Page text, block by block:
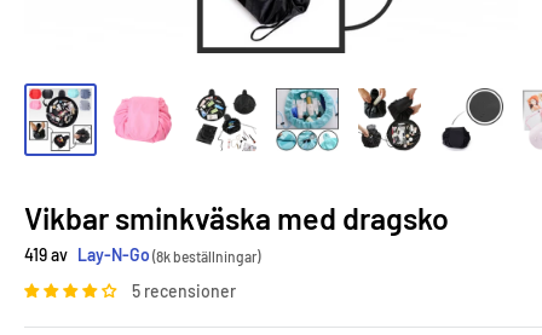
Vikbar sminkväska med dragsko
419 av Lay-N-Go (8k beställningar)
5 recensioner